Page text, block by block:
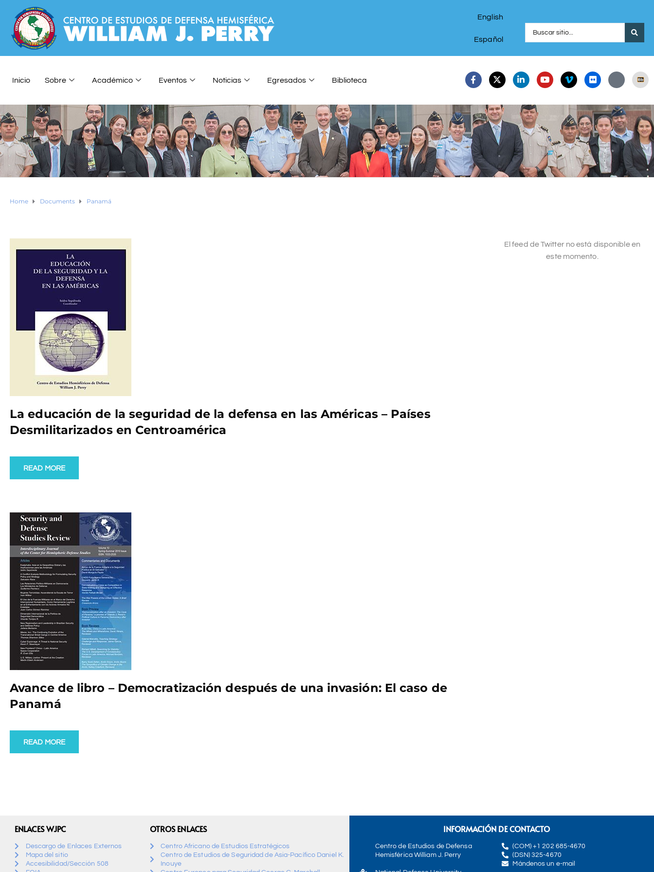
English
Español
Inicio Sobre Académico Eventos Noticias Egresados Biblioteca
Home Documents Panamá
La educación de la seguridad de la defensa en las Américas – Países
Desmilitarizados en Centroamérica
READ MORE
Avance de libro – Democratización después de una invasión: El caso de
Panamá
READ MORE
El feed de Twitter no está disponible en
este momento.
ENLACES WJPC
Descargo de Enlaces Externos
Mapa del sitio
Accesibilidad/Sección 508
OTROS ENLACES
Centro Africano de Estudios Estratégicos
Centro de Estudios de Seguridad de Asia-Pacífico Daniel K.
Inouye
INFORMACIÓN DE CONTACTO
Centro de Estudios de Defensa
Hemisférica William J. Perry
(COM) +1 202 685-4670
(DSN) 325-4670
Mándenos un e-mail